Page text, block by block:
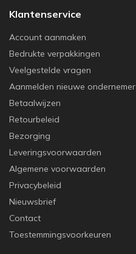
Klantenservice
Account aanmaken
Bedrukte verpakkingen
Veelgestelde vragen
Aanmelden nieuwe ondernemer
Betaalwijzen
Retourbeleid
Bezorging
Leveringsvoorwaarden
Algemene voorwaarden
Privacybeleid
Nieuwsbrief
Contact
Toestemmingsvoorkeuren